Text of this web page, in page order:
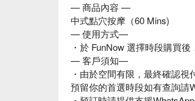
— 商品內容 —
中式點穴按摩（60 Mins)
— 使用方式—
・於 FunNow 選擇時段購買
— 客戶須知—
・由於空間有限，最終確認
預留你的首選時段如有查詢請